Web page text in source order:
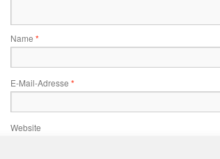
Name *
E-Mail-Adresse *
Website